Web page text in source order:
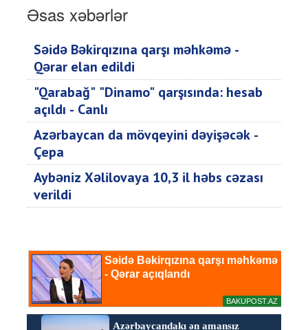
Əsas xəbərlər
Səidə Bəkirqızına qarşı məhkəmə -
Qərar elan edildi
"Qarabağ" "Dinamo" qarşısında: hesab
açıldı - Canlı
Azərbaycan da mövqeyini dəyişəcək -
Çepa
Aybəniz Xəlilovaya 10,3 il həbs cəzası
verildi